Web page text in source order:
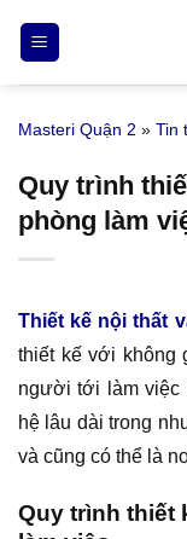
qua
nội
Masteri Quận 2 » Tin
Quy trình
phòng làm
Thiết kế nội thất
thiết kế với không
người tới làm việc
hệ lâu dài trong
và cũng có thể là
Quy trình thiết